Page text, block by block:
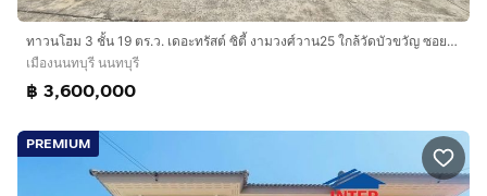
ทาวนโฮม 3 ชั้น 19 ตร.ว. เดอะทรัสต์ ซิตี้ งามวงศ์วาน25 ใกล้วัดบัวขวัญ ซอยงามวงศ์วาน25 ถนนงามวงศ์วาน ถนนสามัคคี เมืองนนทบุรี นนทบุรี
เมืองนนทบุรี นนทบุรี
฿ 3,600,000
PREMIUM